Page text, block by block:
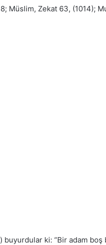
Müslim, Zekat 63, (1014);
buyurdular ki: “Bir adam